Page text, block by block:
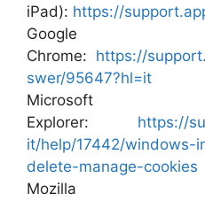
iPad): https://
Google
Chrome: https://
swer/95647?hl=it
Explorer: https://
it/help/17442/windows-
delete-manage-cookies
Mozilla